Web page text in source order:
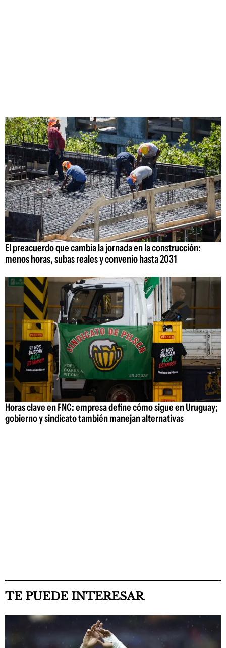
El preacuerdo que cambia la jornada en la construcción:
menos horas, subas reales y convenio hasta 2031
Horas clave en FNC: empresa define cómo sigue en Uruguay;
gobierno y sindicato también manejan alternativas
TE PUEDE INTERESAR